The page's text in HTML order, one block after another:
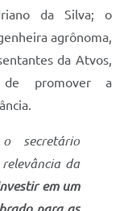
da Silva; o
agrônoma,
da Atvos,
de promover a
secretário
da
em um